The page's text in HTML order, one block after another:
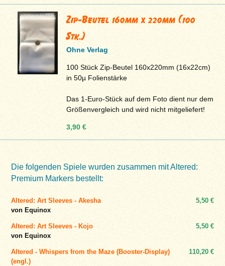
Zip-Beutel 160mm x 220mm (100
Stk.)
Ohne Verlag
100 Stück Zip-Beutel 160x220mm (16x22cm)
in 50µ Folienstärke
Das 1-Euro-Stück auf dem Foto dient nur dem
Größenvergleich und wird nicht mitgeliefert!
3,90 €
Die folgenden Spiele wurden zusammen mit Altered:
Premium Markers bestellt:
Altered: Art Sleeves - Akesha
von Equinox
5,50 €
Altered: Art Sleeves - Kojo
von Equinox
5,50 €
Altered - Whispers from the Maze (Booster-Display)
(engl.)
110,20 €